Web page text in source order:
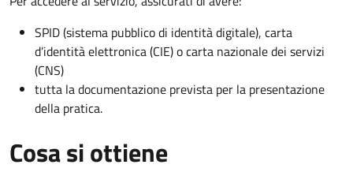
SPID (sistema pubblico di identità digitale), carta
d’identità elettronica (CIE) o carta nazionale dei servizi
(CNS)
tutta la documentazione prevista per la presentazione
della pratica.
Cosa si ottiene